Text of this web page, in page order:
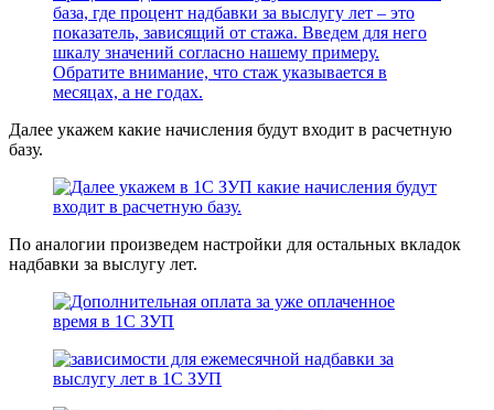
Далее укажем какие начисления будут входит в расчетную
базу.
По аналогии произведем настройки для остальных вкладок
надбавки за выслугу лет.